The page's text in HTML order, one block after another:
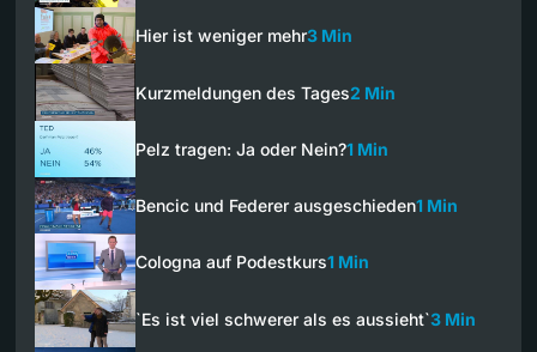
Hier ist weniger mehr3 Min
Kurzmeldungen des Tages2 Min
Pelz tragen: Ja oder Nein?1 Min
Bencic und Federer ausgeschieden1 Min
Cologna auf Podestkurs1 Min
`Es ist viel schwerer als es aussieht`3 Min